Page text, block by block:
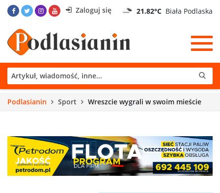
Zaloguj się 21.82°C Biała Podlaska
Podlasianin Sport Wreszcie wygrali w swoim mieście